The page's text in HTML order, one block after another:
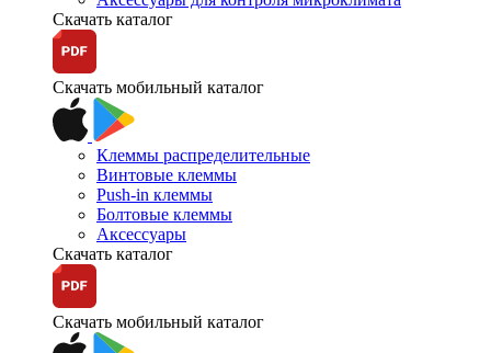
Скачать каталог
Скачать мобильный каталог
Клеммы распределительные
Винтовые клеммы
Push-in клеммы
Болтовые клеммы
Аксессуары
Скачать каталог
Скачать мобильный каталог